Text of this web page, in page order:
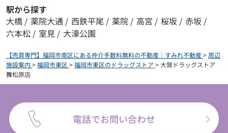
駅から探す
大橋 / 薬院大通 / 西鉄平尾 / 薬院 / 高宮 / 桜坂 / 赤坂 /
六本松 / 室見 / 大濠公園
【売買専門】福岡市南区にある仲介手数料無料の不動産｜すみれ不動産> 周辺
施設案内 >福岡市東区 >福岡市東区のドラッグストア >大賀ドラッグストア
舞松原店
電話でお問い合わせ